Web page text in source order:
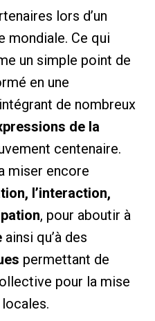
lors d’un
mondiale. Ce qui
un simple point de
en une
de nombreux
de la
centenaire.
miser encore
l’interaction,
, pour aboutir à
ainsi qu’à des
permettant de
pour la mise